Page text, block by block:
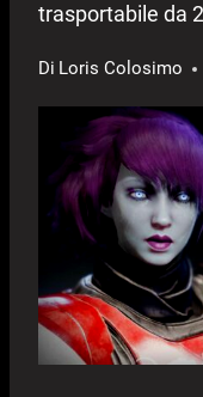
trasportabile da
Di Loris Colosimo